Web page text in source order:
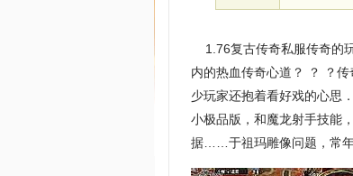
1.76复古传奇私服传奇的
内的热血传奇心道？ ？ ？
少玩家还抱着看好戏的心思
小极品版，和魔龙射手技能
据……于祖玛雕像问题，常年